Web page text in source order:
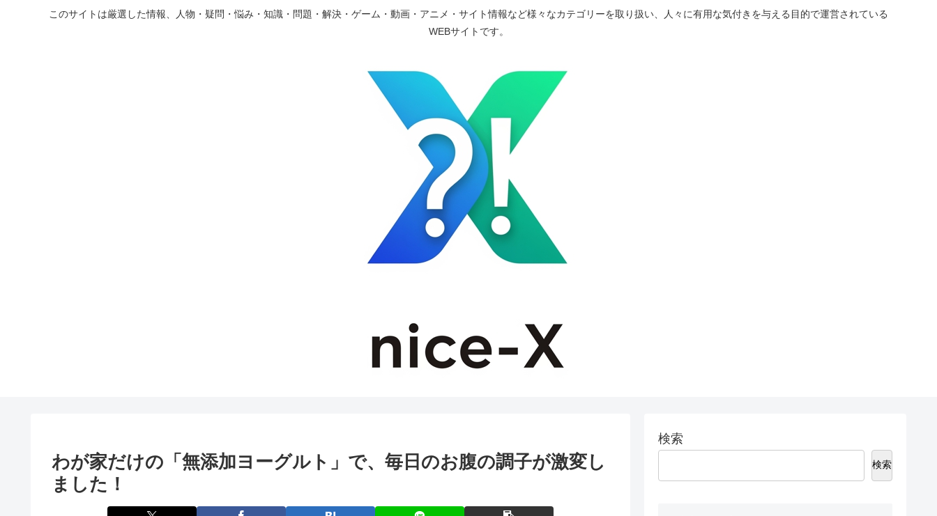
このサイトは厳選した情報、人物・疑問・悩み・知識・問題・解決・ゲーム・動画・アニメ・サイト情報など様々なカテゴリーを取り扱い、人々に有用な気付きを与える目的で運営されている
WEBサイトです。
わが家だけの「無添加ヨーグルト」で、毎日のお腹の調子が激変し
ました！
検索
検索